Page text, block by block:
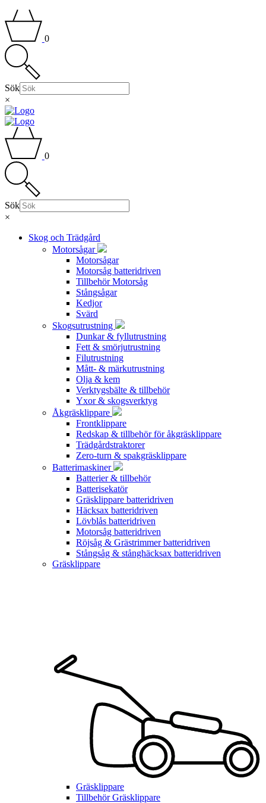
0
Sök
×
0
Sök
×
Skog och Trädgård
Motorsågar
Motorsågar
Motorsåg batteridriven
Tillbehör Motorsåg
Stångsågar
Kedjor
Svärd
Skogsutrustning
Dunkar & fyllutrustning
Fett & smörjutrustning
Filutrustning
Mått- & märkutrustning
Olja & kem
Verktygsbälte & tillbehör
Yxor & skogsverktyg
Åkgräsklippare
Frontklippare
Redskap & tillbehör för åkgräsklippare
Trädgårdstraktorer
Zero-turn & spakgräsklippare
Batterimaskiner
Batterier & tillbehör
Batterisekatör
Gräsklippare batteridriven
Häcksax batteridriven
Lövblås batteridriven
Motorsåg batteridriven
Röjsåg & Grästrimmer batteridriven
Stångsåg & stånghäcksax batteridriven
Gräsklippare
Gräsklippare
Tillbehör Gräsklippare